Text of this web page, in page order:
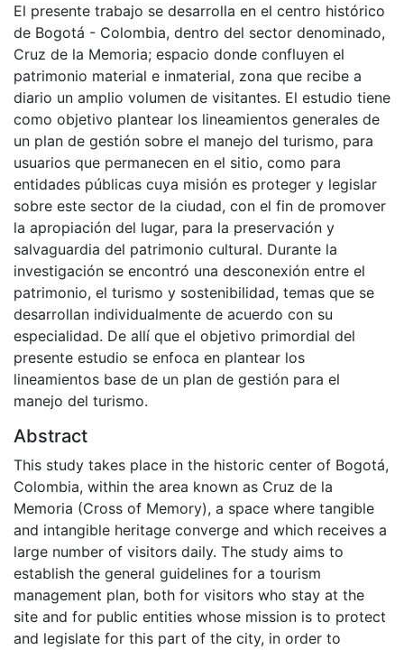
El presente trabajo se desarrolla en el centro histórico
de Bogotá - Colombia, dentro del sector denominado,
Cruz de la Memoria; espacio donde confluyen el
patrimonio material e inmaterial, zona que recibe a
diario un amplio volumen de visitantes. El estudio tiene
como objetivo plantear los lineamientos generales de
un plan de gestión sobre el manejo del turismo, para
usuarios que permanecen en el sitio, como para
entidades públicas cuya misión es proteger y legislar
sobre este sector de la ciudad, con el fin de promover
la apropiación del lugar, para la preservación y
salvaguardia del patrimonio cultural. Durante la
investigación se encontró una desconexión entre el
patrimonio, el turismo y sostenibilidad, temas que se
desarrollan individualmente de acuerdo con su
especialidad. De allí que el objetivo primordial del
presente estudio se enfoca en plantear los
lineamientos base de un plan de gestión para el
manejo del turismo.
Abstract
This study takes place in the historic center of Bogotá,
Colombia, within the area known as Cruz de la
Memoria (Cross of Memory), a space where tangible
and intangible heritage converge and which receives a
large number of visitors daily. The study aims to
establish the general guidelines for a tourism
management plan, both for visitors who stay at the
site and for public entities whose mission is to protect
and legislate for this part of the city, in order to